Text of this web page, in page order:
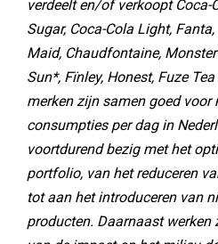
verdeelt en/of verkoopt Coca-
Sugar, Coca-Cola Light,
Maid, Chaudfontaine,
Sun*, Fïnley, Honest, Fuze
merken zijn samen goed voor
consumpties per dag in
voortdurend bezig met het
portfolio, van het reduceren
tot aan het introduceren van
producten. Daarnaast werken